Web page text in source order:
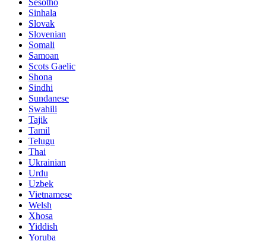
Sesotho
Sinhala
Slovak
Slovenian
Somali
Samoan
Scots Gaelic
Shona
Sindhi
Sundanese
Swahili
Tajik
Tamil
Telugu
Thai
Ukrainian
Urdu
Uzbek
Vietnamese
Welsh
Xhosa
Yiddish
Yoruba